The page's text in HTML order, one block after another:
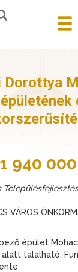
Dorottya
940
VÁROS
épület
található.